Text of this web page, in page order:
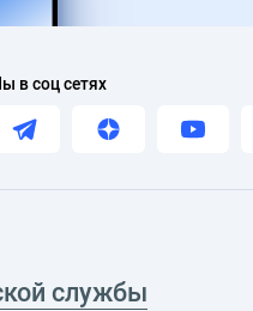
в соц сетях
службы